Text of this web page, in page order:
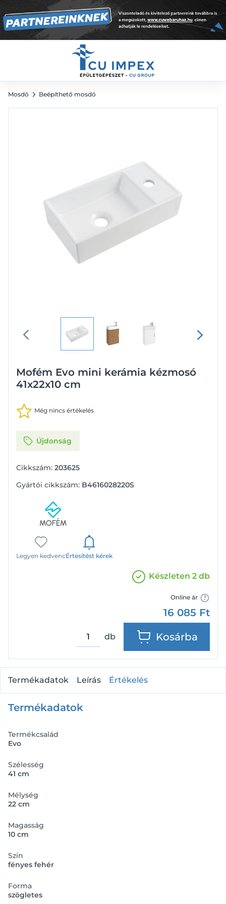
Mosdó Beépíthető mosdó
Mofém Evo mini kerámia kézmosó
41x22x10 cm
Még nincs értékelés
Újdonság
Cikkszám: 203625
Gyártói cikkszám: B4616028220S
Legyen kedvencÉrtesítést kérek
Készleten 2 db
Online ár
16 085 Ft
db Kosárba
16 085 Ft
Termékadatok Leírás Értékelés
Termékadatok
Termékcsalád
Evo
Szélesség
41 cm
Mélység
22 cm
Magasság
10 cm
Szín
fényes fehér
Forma
szögletes